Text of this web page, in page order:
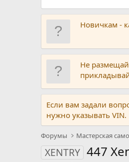
Новичкам -
Не
Если вам задали
нужно указывать VIN.
Форумы Мастерская
XENTRY 447